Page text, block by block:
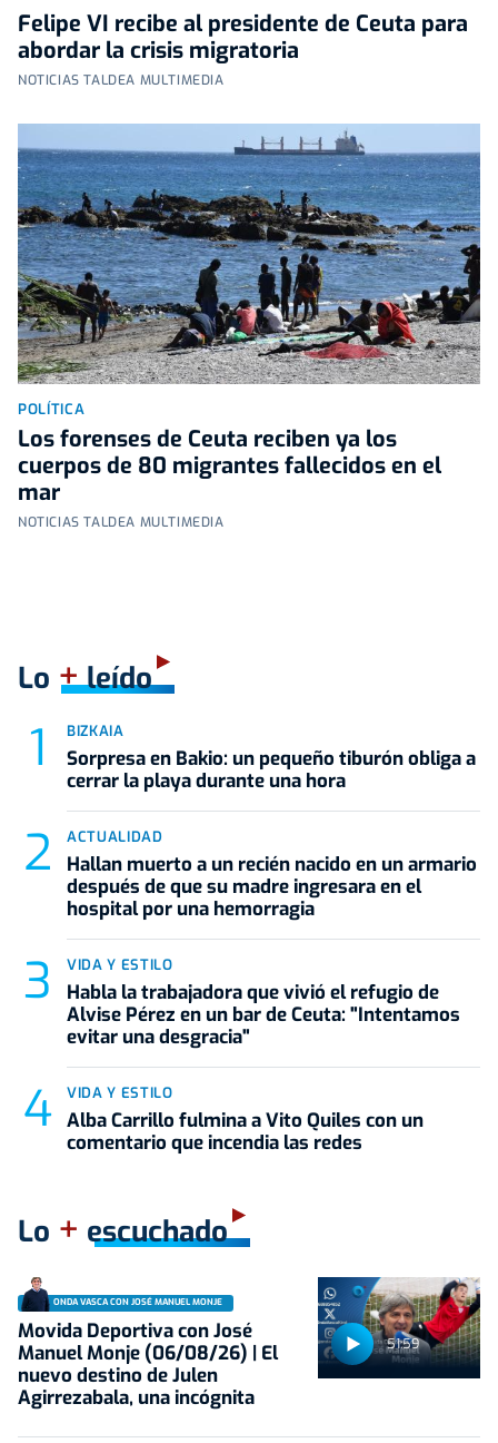
Felipe VI recibe al presidente de Ceuta para
abordar la crisis migratoria
NOTICIAS TALDEA MULTIMEDIA
POLÍTICA
Los forenses de Ceuta reciben ya los
cuerpos de 80 migrantes fallecidos en el
mar
NOTICIAS TALDEA MULTIMEDIA
Lo +leído
BIZKAIA
Sorpresa en Bakio: un pequeño tiburón obliga a
cerrar la playa durante una hora
ACTUALIDAD
Hallan muerto a un recién nacido en un armario
después de que su madre ingresara en el
hospital por una hemorragia
VIDA Y ESTILO
Habla la trabajadora que vivió el refugio de
Alvise Pérez en un bar de Ceuta: "Intentamos
evitar una desgracia"
VIDA Y ESTILO
Alba Carrillo fulmina a Vito Quiles con un
comentario que incendia las redes
Lo + escuchado
51:59
ONDA VASCA CON JOSÉ MANUEL MONJE
Movida Deportiva con José
Manuel Monje (06/08/26) | El
nuevo destino de Julen
Agirrezabala, una incógnita